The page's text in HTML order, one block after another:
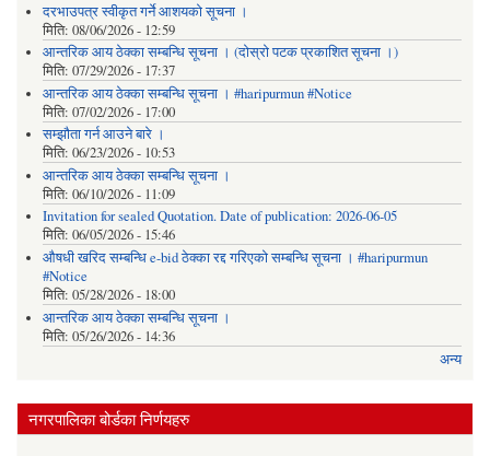
दरभाउपत्र स्वीकृत गर्ने आशयको सूचना ।
मिति: 08/06/2026 - 12:59
आन्तरिक आय ठेक्का सम्बन्धि सूचना । (दोस्रो पटक प्रकाशित सूचना ।)
मिति: 07/29/2026 - 17:37
आन्तरिक आय ठेक्का सम्बन्धि सूचना । #haripurmun #Notice
मिति: 07/02/2026 - 17:00
सम्झौता गर्न आउने बारे ।
मिति: 06/23/2026 - 10:53
आन्तरिक आय ठेक्का सम्बन्धि सूचना ।
मिति: 06/10/2026 - 11:09
Invitation for sealed Quotation. Date of publication: 2026-06-05
मिति: 06/05/2026 - 15:46
औषधी खरिद सम्बन्धि e-bid ठेक्का रद्द गरिएको सम्बन्धि सूचना । #haripurmun
#Notice
मिति: 05/28/2026 - 18:00
आन्तरिक आय ठेक्का सम्बन्धि सूचना ।
मिति: 05/26/2026 - 14:36
अन्य
नगरपालिका बोर्डका निर्णयहरु